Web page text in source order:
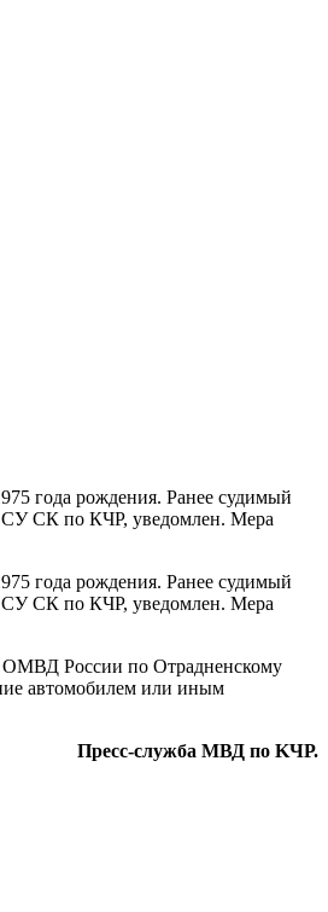
года рождения. Ранее судимый
СУ СК по КЧР, уведомлен. Мера
года рождения. Ранее судимый
СУ СК по КЧР, уведомлен. Мера
ОМВД России по Отрадненскому
автомобилем или иным
Пресс-служба МВД по KЧР.